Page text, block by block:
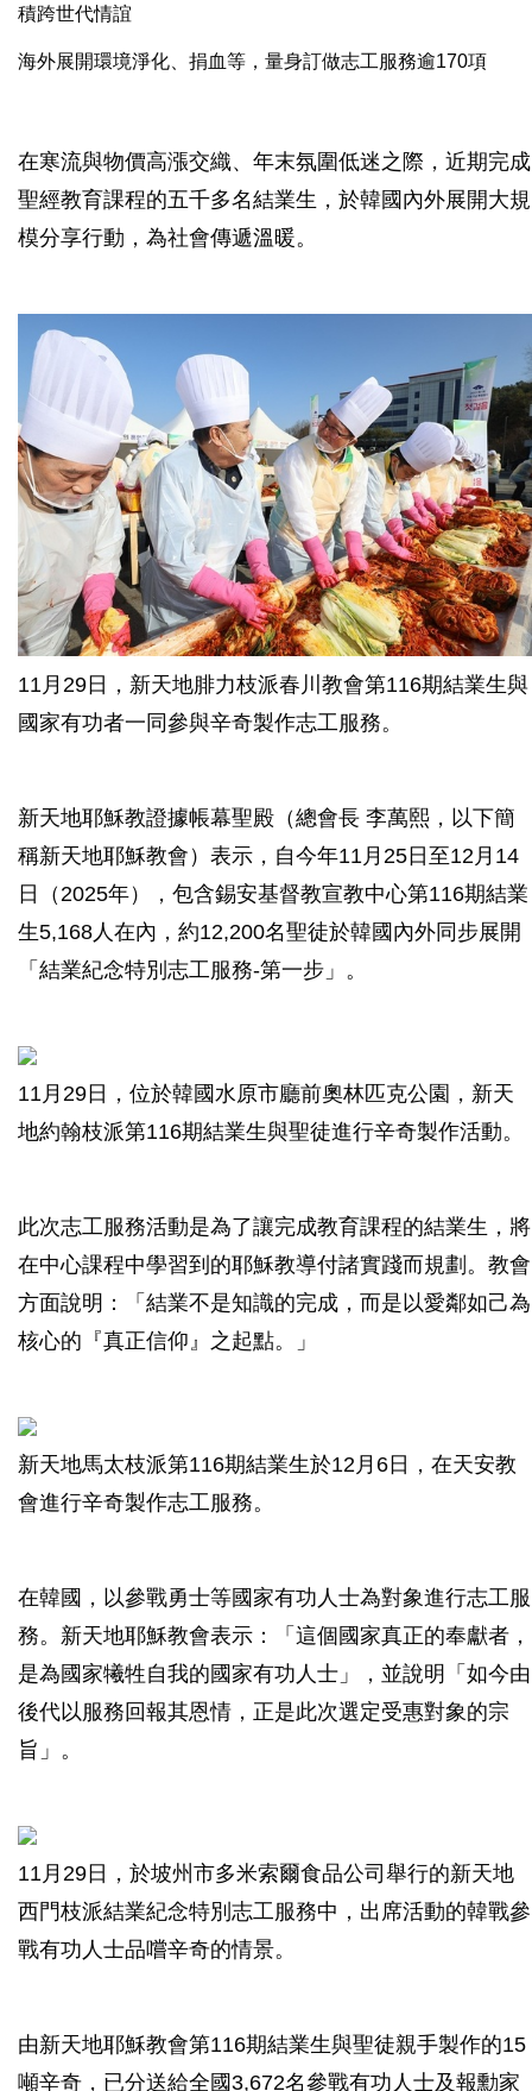
積跨世代情誼
海外展開環境淨化、捐血等，量身訂做志工服務逾170項
在寒流與物價高漲交織、年末氛圍低迷之際，近期完成
聖經教育課程的五千多名結業生，於韓國內外展開大規
模分享行動，為社會傳遞溫暖。
11月29日，新天地腓力枝派春川教會第116期結業生與
國家有功者一同參與辛奇製作志工服務。
新天地耶穌教證據帳幕聖殿（總會長 李萬熙，以下簡
稱新天地耶穌教會）表示，自今年11月25日至12月14
日（2025年），包含錫安基督教宣教中心第116期結業
生5,168人在內，約12,200名聖徒於韓國內外同步展開
「結業紀念特別志工服務-第一步」。
11月29日，位於韓國水原市廳前奧林匹克公園，新天
地約翰枝派第116期結業生與聖徒進行辛奇製作活動。
此次志工服務活動是為了讓完成教育課程的結業生，將
在中心課程中學習到的耶穌教導付諸實踐而規劃。教會
方面說明：「結業不是知識的完成，而是以愛鄰如己為
核心的『真正信仰』之起點。」
新天地馬太枝派第116期結業生於12月6日，在天安教
會進行辛奇製作志工服務。
在韓國，以參戰勇士等國家有功人士為對象進行志工服
務。新天地耶穌教會表示：「這個國家真正的奉獻者，
是為國家犧牲自我的國家有功人士」，並說明「如今由
後代以服務回報其恩情，正是此次選定受惠對象的宗
旨」。
11月29日，於坡州市多米索爾食品公司舉行的新天地
西門枝派結業紀念特別志工服務中，出席活動的韓戰參
戰有功人士品嚐辛奇的情景。
由新天地耶穌教會第116期結業生與聖徒親手製作的15
噸辛奇，已分送給全國3,672名參戰有功人士及報勳家